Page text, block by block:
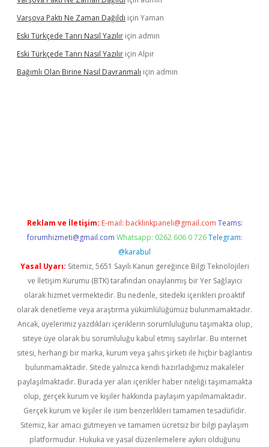
Varşova Paktı Ne Zaman Dağıldı için Yaman
Eski Türkçede Tanrı Nasıl Yazılır için admin
Eski Türkçede Tanrı Nasıl Yazılır için Alpır
Bağımlı Olan Birine Nasıl Davranmalı için admin
Reklam ve İletişim: E-mail: backlinkpaneli@gmail.com Teams:
forumhizmeti@gmail.com Whatsapp: 0262 606 0 726 Telegram:
@karabul
Yasal Uyarı: Sitemiz, 5651 Sayılı Kanun gereğince Bilgi Teknolojileri
ve İletişim Kurumu (BTK) tarafından onaylanmış bir Yer Sağlayıcı
olarak hizmet vermektedir. Bu nedenle, sitedeki içerikleri proaktif
olarak denetleme veya araştırma yükümlülüğümüz bulunmamaktadır.
Ancak, üyelerimiz yazdıkları içeriklerin sorumluluğunu taşımakta olup,
siteye üye olarak bu sorumluluğu kabul etmiş sayılırlar. Bu internet
sitesi, herhangi bir marka, kurum veya şahıs şirketi ile hiçbir bağlantısı
bulunmamaktadır. Sitede yalnızca kendi hazırladığımız makaleler
paylaşılmaktadır. Burada yer alan içerikler haber niteliği taşımamakta
olup, gerçek kurum ve kişiler hakkında paylaşım yapılmamaktadır.
Gerçek kurum ve kişiler ile isim benzerlikleri tamamen tesadüfidir.
Sitemiz, kar amacı gütmeyen ve tamamen ücretsiz bir bilgi paylaşım
platformudur. Hukuka ve yasal düzenlemelere aykırı olduğunu